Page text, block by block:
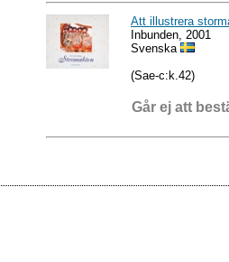
Att illustrera
Inbunden, 2001
Svenska
(Sae-c:k.42)
Går ej att